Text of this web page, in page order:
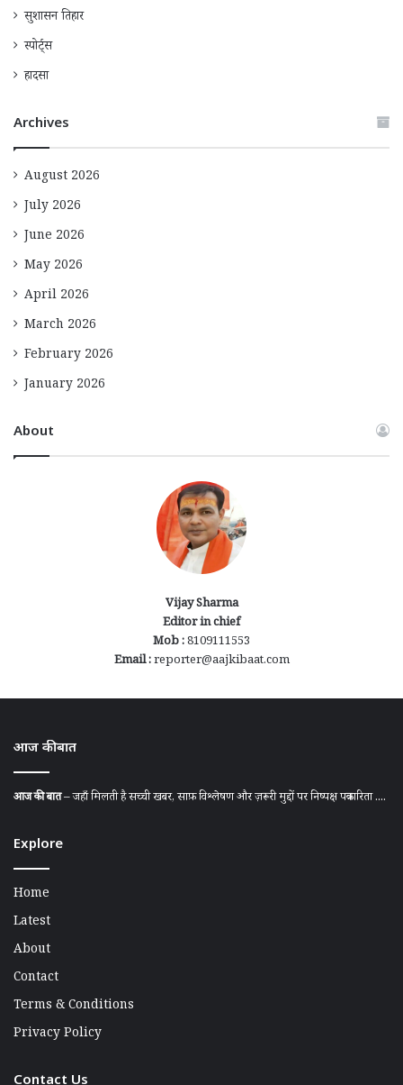
सुशासन तिहार
स्पोर्ट्स
हादसा
Archives
August 2026
July 2026
June 2026
May 2026
April 2026
March 2026
February 2026
January 2026
About
Vijay Sharma
Editor in chief
Mob :8109111553
Email :reporter@aajkibaat.com
आज की बात
आज की बात– जहाँ मिलती है सच्ची खबर, साफ़ विश्लेषण और ज़रूरी मुद्दों पर निष्पक्ष पत्रकारिता ....
Explore
Home
Latest
About
Contact
Terms & Conditions
Privacy Policy
Contact Us